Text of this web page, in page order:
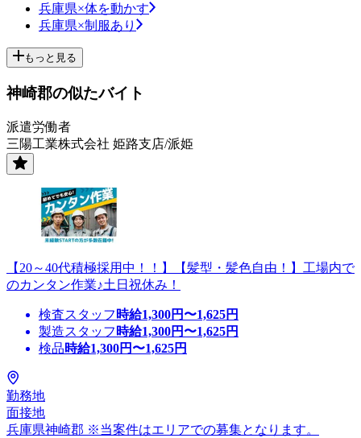
兵庫県×体を動かす
兵庫県×制服あり
もっと見る
神崎郡の似たバイト
派遣労働者
三陽工業株式会社 姫路支店/派姫
【20～40代積極採用中！！】【髪型・髪色自由！】工場内で
のカンタン作業♪土日祝休み！
検査スタッフ 時給1,300円〜1,625円
製造スタッフ 時給1,300円〜1,625円
検品時給1,300円〜1,625円
勤務地
面接地
兵庫県神崎郡 ※当案件はエリアでの募集となります。